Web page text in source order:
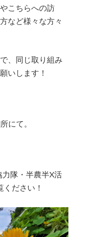
こちらへの訪
など様々な方々
、同じ取り組み
いします！
にて。
力隊・半農半X活
ださい！